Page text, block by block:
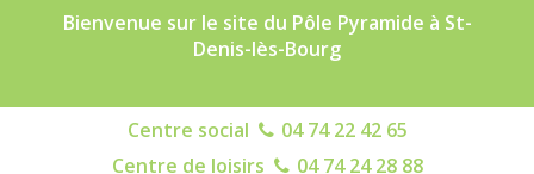
Bienvenue sur le site du Pôle Pyramide à St-
Denis-lès-Bourg
Centre social
04 74 22 42 65
Centre de loisirs
04 74 24 28 88